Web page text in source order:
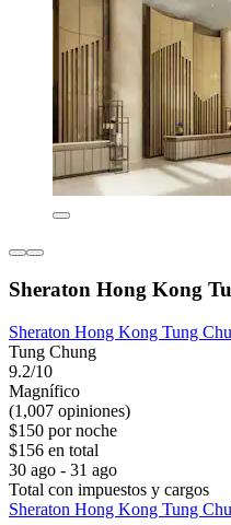
Sheraton Hong Kong
Sheraton Hong Kong Tung
Tung Chung
9.2/10
Magnífico
(1,007 opiniones)
$150 por noche
$156 en total
30 ago - 31 ago
Total con impuestos y cargos
Sheraton Hong Kong Tung